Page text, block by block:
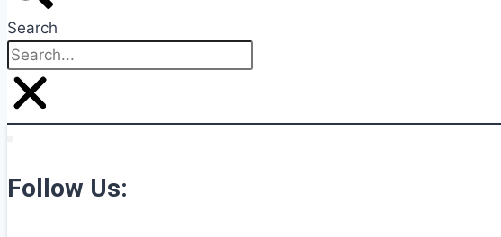
Search
Follow Us: